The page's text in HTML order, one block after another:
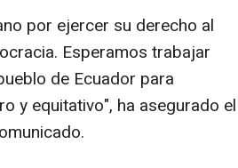
por ejercer su derecho al
Esperamos trabajar
de Ecuador para
y equitativo", ha asegurado el